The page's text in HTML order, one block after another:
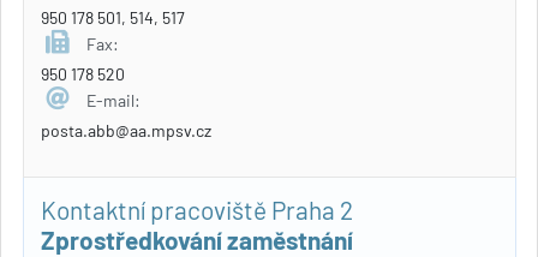
950 178 501, 514, 517
Fax:
950 178 520
E-mail:
posta.abb@aa.mpsv.cz
Kontaktní pracoviště Praha 2
Zprostředkování zaměstnání